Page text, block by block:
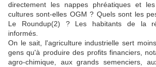
directement les nappes phréatiques et
cultures sont-elles OGM ? Quels sont les
Le Roundup(2) ? Les habitants de la
informés.
On le sait, l'agriculture industrielle sert
gens qu'à produire des profits financiers,
agro-chimique, aux grands semenciers,